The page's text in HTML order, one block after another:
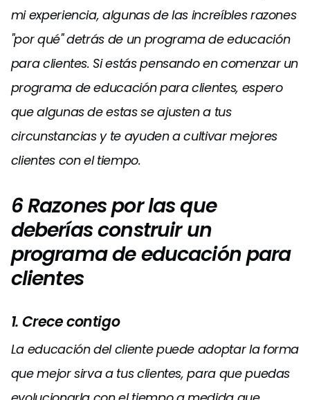
mi experiencia, algunas de las increíbles razones
"por qué" detrás de un programa de educación
para clientes. Si estás pensando en comenzar un
programa de educación para clientes, espero
que algunas de estas se ajusten a tus
circunstancias y te ayuden a cultivar mejores
clientes con el tiempo.
6 Razones por las que
deberías construir un
programa de educación para
clientes
1. Crece contigo
La educación del cliente puede adoptar la forma
que mejor sirva a tus clientes, para que puedas